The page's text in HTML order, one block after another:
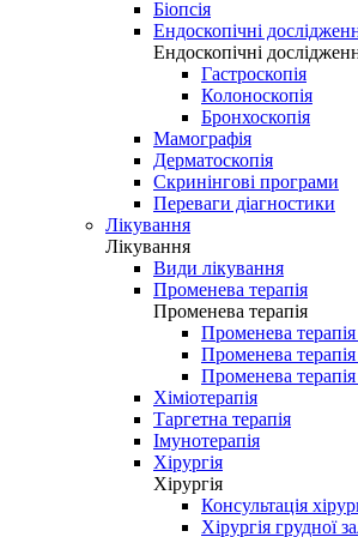
Біопсія
Ендоскопічні
Ендоскопічні
Гастроскопія
Колоноскопія
Бронхоскопія
Мамографія
Дерматоскопія
Скринінгові програми
Переваги діагностики
Лікування
Лікування
Види лікування
Променева терапія
Променева терапія
Променева
Променева
Променева
Хіміотерапія
Таргетна терапія
Імунотерапія
Хірургія
Хірургія
Консультація
Хірургія грудної